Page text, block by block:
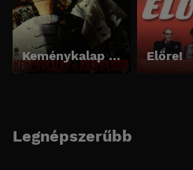
Keménykalap és krumpliorr Előre!
Legnépszerűbb